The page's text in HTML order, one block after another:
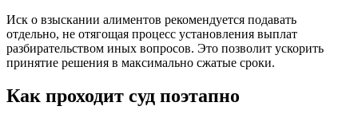
Иск о взыскании алиментов рекомендуется подавать
отдельно, не отягощая процесс установления выплат
разбирательством иных вопросов. Это позволит ускорить
принятие решения в максимально сжатые сроки.
Как проходит суд поэтапно